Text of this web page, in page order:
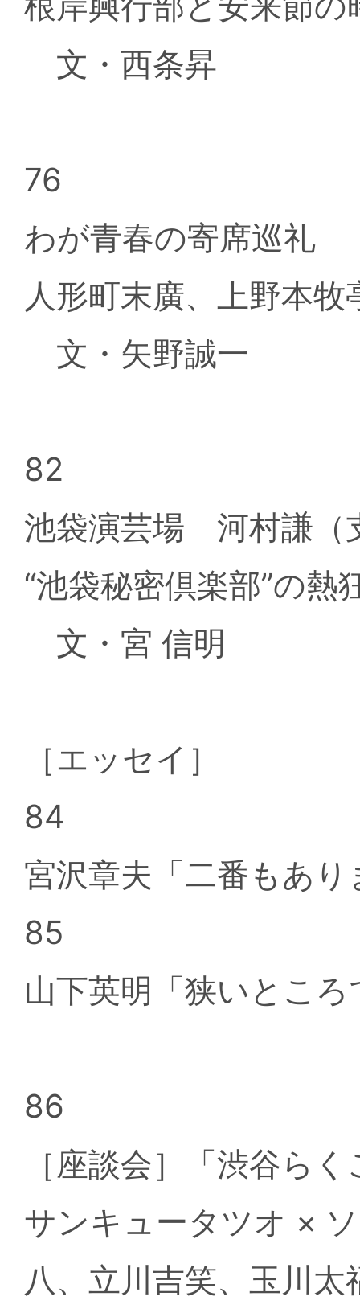
文・西条昇
76
わが青春の寄席巡礼
人形町末廣、上野本
文・矢野誠一
82
池袋演芸場 河村謙
“池袋秘密倶楽部”の熱
文・宮 信明
［エッセイ］
84
宮沢章夫「二番もあり
85
山下英明「狭いとこ
86
［座談会］「渋谷ら
サンキュータツオ ×
八、立川吉笑、玉川太